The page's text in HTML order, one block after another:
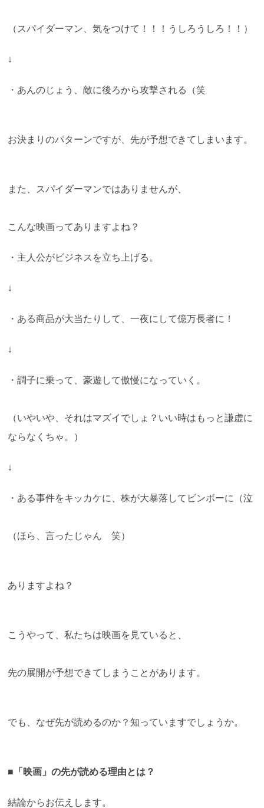
（スパイダーマン、気をつけて！！！うしろうしろ！！）
↓
・あんのじょう、敵に後ろから攻撃される（笑
お決まりのパターンですが、先が予想できてしまいます。
また、スパイダーマンではありませんが、
こんな映画ってありますよね？
・主人公がビジネスを立ち上げる。
↓
・ある商品が大当たりして、一夜にして億万長者に！
↓
・調子に乗って、豪遊して傲慢になっていく。
（いやいや、それはマズイでしょ？いい時はもっと謙虚に
ならなくちゃ。）
↓
・ある事件をキッカケに、株が大暴落してビンボーに（泣
（ほら、言ったじゃん 笑）
ありますよね？
こうやって、私たちは映画を見ていると、
先の展開が予想できてしまうことがあります。
でも、なぜ先が読めるのか？知っていますでしょうか。
■「映画」の先が読める理由とは？
結論からお伝えします。